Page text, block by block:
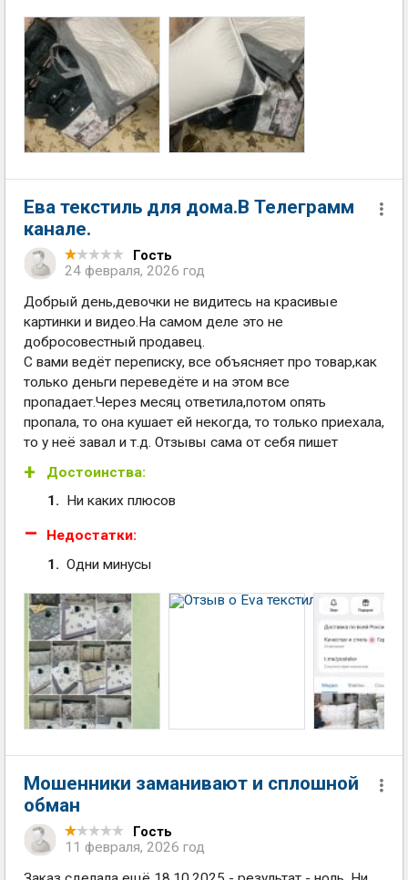
Ева текстиль для дома.В Телеграмм
канале.
Гость
24 февраля, 2026 год
Добрый день,девочки не видитесь на красивые
картинки и видео.На самом деле это не
добросовестный продавец.
С вами ведёт переписку, все объясняет про товар,как
только деньги переведёте и на этом все
пропадает.Через месяц ответила,потом опять
пропала, то она кушает ей некогда, то только приехала,
то у неё завал и т.д. Отзывы сама от себя пишет
Достоинства:
Ни каких плюсов
Недостатки:
Одни минусы
Мошенники заманивают и сплошной
обман
Гость
11 февраля, 2026 год